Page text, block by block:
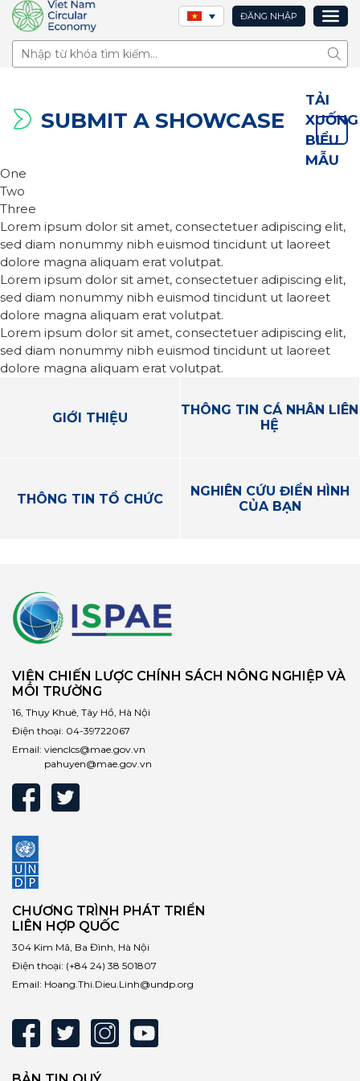
ĐĂNG NHẬP
Tìm
SUBMIT A SHOWCASE
TẢI
XUỐNG
BIỂU
MẪU
One
Two
Three
Lorem ipsum dolor sit amet, consectetuer adipiscing elit,
sed diam nonummy nibh euismod tincidunt ut laoreet
dolore magna aliquam erat volutpat.
Lorem ipsum dolor sit amet, consectetuer adipiscing elit,
sed diam nonummy nibh euismod tincidunt ut laoreet
dolore magna aliquam erat volutpat.
Lorem ipsum dolor sit amet, consectetuer adipiscing elit,
sed diam nonummy nibh euismod tincidunt ut laoreet
dolore magna aliquam erat volutpat.
GIỚI THIỆU
THÔNG TIN CÁ NHÂN LIÊN
HỆ
THÔNG TIN TỔ CHỨC
NGHIÊN CỨU ĐIỂN HÌNH
CỦA BẠN
VIỆN CHIẾN LƯỢC CHÍNH SÁCH NÔNG NGHIỆP VÀ
MÔI TRƯỜNG
16, Thụy Khuê, Tây Hồ, Hà Nội
Điện thoại: 04-39722067
Email: vienclcs@mae.gov.vn
pahuyen@mae.gov.vn
CHƯƠNG TRÌNH PHÁT TRIỂN
LIÊN HỢP QUỐC
304 Kim Mã, Ba Đình, Hà Nội
Điện thoại: (+84 24) 38 501807
Email: Hoang.Thi.Dieu.Linh@undp.org